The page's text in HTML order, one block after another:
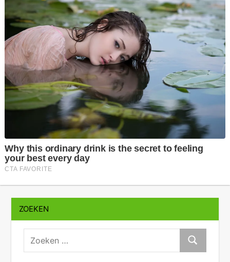
ZOEKEN
zoeken:
Zoeken